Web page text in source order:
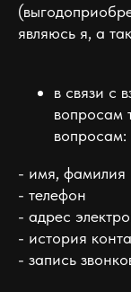
являюсь я, а
в связи с
вопросам
вопросам:
- имя, фамилия
- телефон
- адрес
- история
- запись